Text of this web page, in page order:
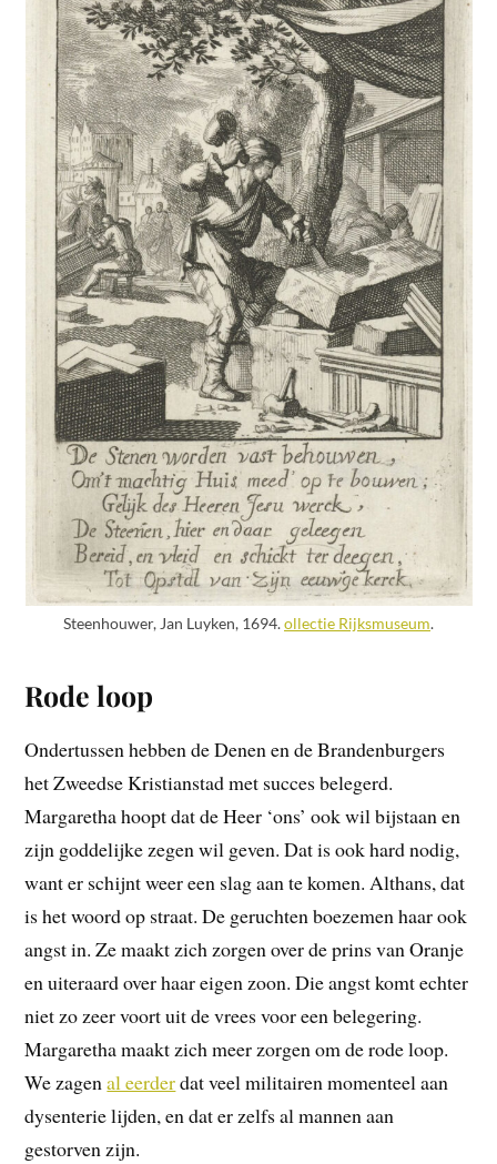
Steenhouwer, Jan Luyken, 1694.ollectie Rijksmuseum.
Rode loop
Ondertussen hebben de Denen en de Brandenburgers
het Zweedse Kristianstad met succes belegerd.
Margaretha hoopt dat de Heer ‘ons’ ook wil bijstaan en
zijn goddelijke zegen wil geven. Dat is ook hard nodig,
want er schijnt weer een slag aan te komen. Althans, dat
is het woord op straat. De geruchten boezemen haar ook
angst in. Ze maakt zich zorgen over de prins van Oranje
en uiteraard over haar eigen zoon. Die angst komt echter
niet zo zeer voort uit de vrees voor een belegering.
Margaretha maakt zich meer zorgen om de rode loop.
We zagenal eerderdat veel militairen momenteel aan
dysenterie lijden, en dat er zelfs al mannen aan
gestorven zijn.